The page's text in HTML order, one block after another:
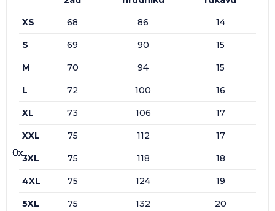
0x
0x
0x
0x
XS
68 86 14
S 69 90 15
M 70 94 15
L 72 100 16
XL 73 106 17
XXL 75 112 17
3XL 75 118 18
4XL 75 124 19
5XL 75 132 20